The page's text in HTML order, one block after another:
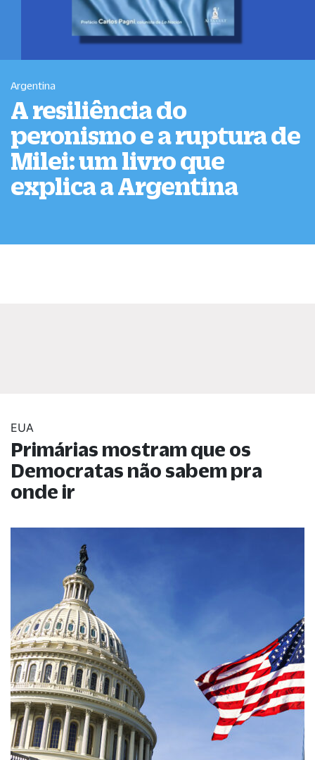
Argentina
A resiliência do
peronismo e a ruptura de
Milei: um livro que
explica a Argentina
EUA
Primárias mostram que os
Democratas não sabem pra
onde ir